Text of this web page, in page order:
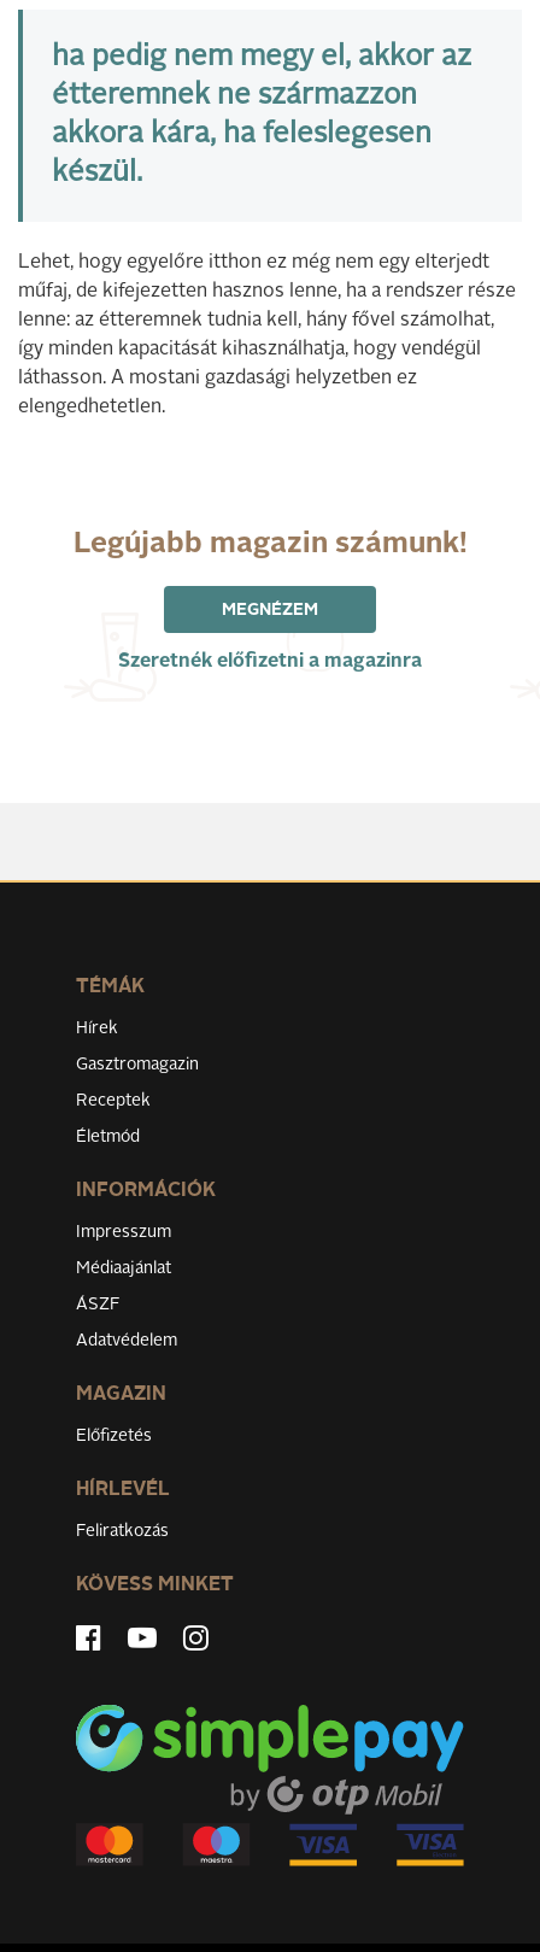
ha pedig nem megy el, akkor az
étteremnek ne származzon
akkora kára, ha feleslegesen
készül.
Lehet, hogy egyelőre itthon ez még nem egy elterjedt
műfaj, de kifejezetten hasznos lenne, ha a rendszer része
lenne: az étteremnek tudnia kell, hány fővel számolhat,
így minden kapacitását kihasználhatja, hogy vendégül
láthasson. A mostani gazdasági helyzetben ez
elengedhetetlen.
Legújabb magazin számunk!
MEGNÉZEM
Szeretnék előfizetni a magazinra
TÉMÁK
Hírek
Gasztromagazin
Receptek
Életmód
INFORMÁCIÓK
Impresszum
Médiaajánlat
ÁSZF
Adatvédelem
MAGAZIN
Előfizetés
HÍRLEVÉL
Feliratkozás
KÖVESS MINKET